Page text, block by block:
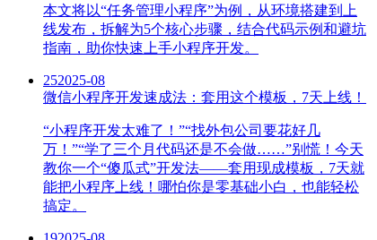
本文将以“任务管理小程序”为例，从环境搭建到上
线发布，拆解为5个核心步骤，结合代码示例和避坑
指南，助你快速上手小程序开发。
252025-08
微信小程序开发速成法：套用这个模板，7天上线！
“小程序开发太难了！”“找外包公司要花好几
万！”“学了三个月代码还是不会做……”别慌！今天
教你一个“傻瓜式”开发法——套用现成模板，7天就
能把小程序上线！哪怕你是零基础小白，也能轻松
搞定。